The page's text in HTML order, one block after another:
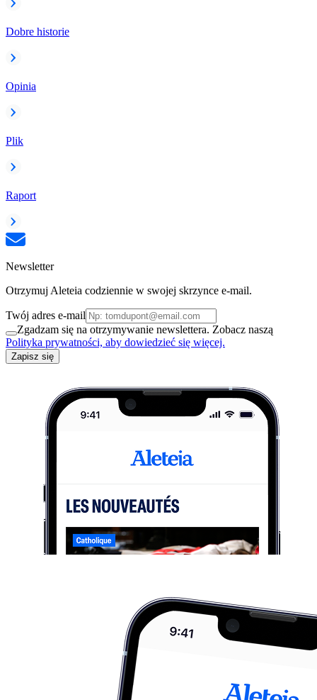
Dobre historie
Opinia
Plik
Raport
Newsletter
Otrzymuj Aleteia codziennie w swojej skrzynce e-mail.
Twój adres e-mail
Zgadzam się na otrzymywanie newslettera. Zobacz naszą
Polityka prywatności, aby dowiedzieć się więcej.
Zapisz się